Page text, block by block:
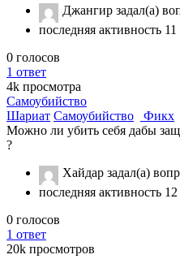
Джангир задал(а)
последняя активность 11
0 голосов
1 ответ
4k просмотра
Самоубийство
Шариат Самоубийство Фикх
Можно ли убить себя дабы
?
Хайдар задал(а)
последняя активность 12
0 голосов
1 ответ
20k просмотров